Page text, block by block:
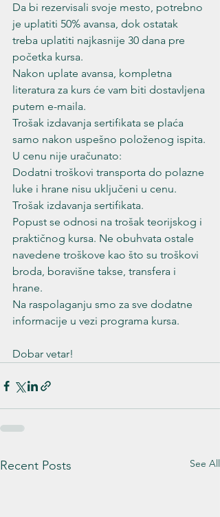
Da bi rezervisali svoje mesto, potrebno
je uplatiti 50% avansa, dok ostatak
treba uplatiti najkasnije 30 dana pre
početka kursa.
Nakon uplate avansa, kompletna
literatura za kurs će vam biti dostavljena
putem e-maila.
Trošak izdavanja sertifikata se plaća
samo nakon uspešno položenog ispita.
U cenu nije uračunato:
Dodatni troškovi transporta do polazne
luke i hrane nisu uključeni u cenu.
Trošak izdavanja sertifikata.
Popust se odnosi na trošak teorijskog i
praktičnog kursa. Ne obuhvata ostale
navedene troškove kao što su troškovi
broda, boravišne takse, transfera i
hrane.
Na raspolaganju smo za sve dodatne
informacije u vezi programa kursa.
Dobar vetar!
Recent Posts See All